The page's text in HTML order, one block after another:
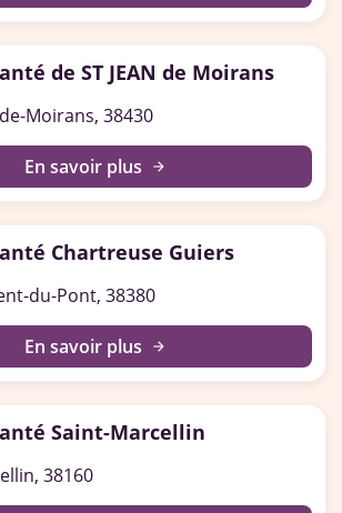
de ST JEAN de Moirans
Moirans, 38430
En savoir plus arrow_forward
Chartreuse Guiers
du-Pont, 38380
En savoir plus arrow_forward
Saint-Marcellin
38160